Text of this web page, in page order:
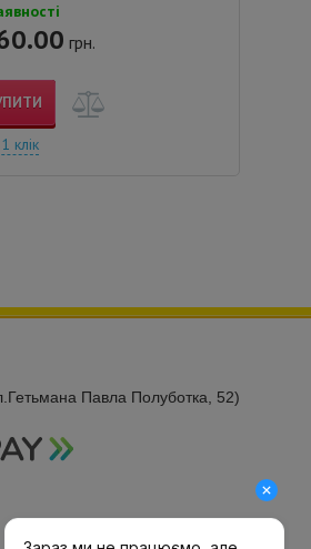
грн.
клік
Павла Полуботка, 52)